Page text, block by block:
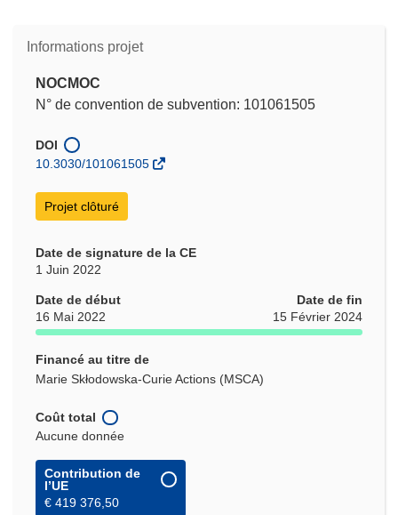
Informations projet
NOCMOC
N° de convention de subvention: 101061505
DOI
10.3030/101061505
Projet clôturé
Date de signature de la CE
1 Juin 2022
Date de début
16 Mai 2022
Date de fin
15 Février 2024
Financé au titre de
Marie Skłodowska-Curie Actions (MSCA)
Coût total
Aucune donnée
Contribution de
l’UE
€ 419 376,50